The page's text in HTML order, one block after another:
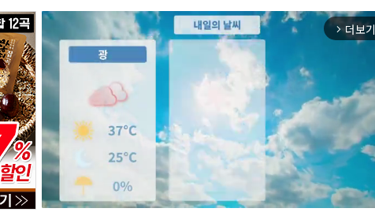
arrow_forward_ios 더보기